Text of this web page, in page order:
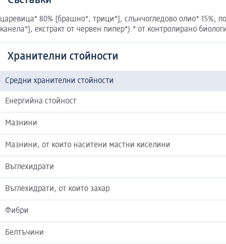
царевица* 80% [брашно*, трици*], слънчогледово олио* 15%,
канела*], екстракт от червен пипер*).* от контролирано
Хранителни стойности
Средни хранителни стойности
Енергийна стойност
Мазнини
Мазнини, от които наситени мастни киселини
Въглехидрати
Въглехидрати, от които захар
Фибри
Белтъчини